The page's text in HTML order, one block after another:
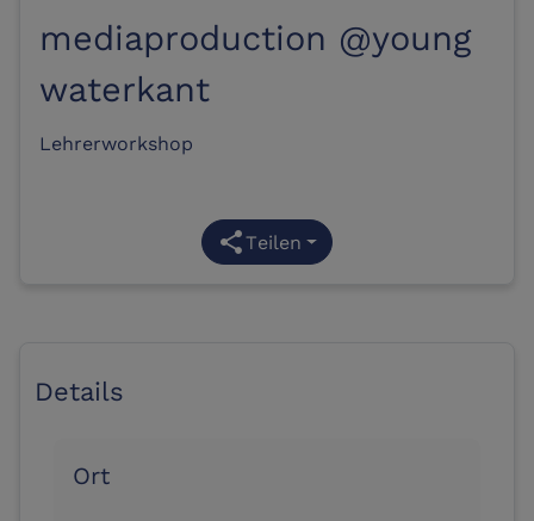
mediaproduction @young
waterkant
Lehrerworkshop
shareTeilen
Details
Ort